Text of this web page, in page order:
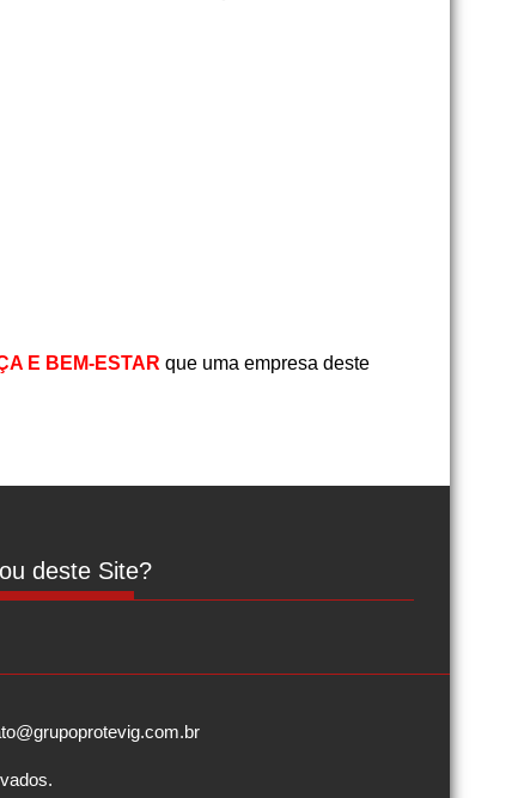
E BEM-ESTAR que uma empresa deste
deste Site?